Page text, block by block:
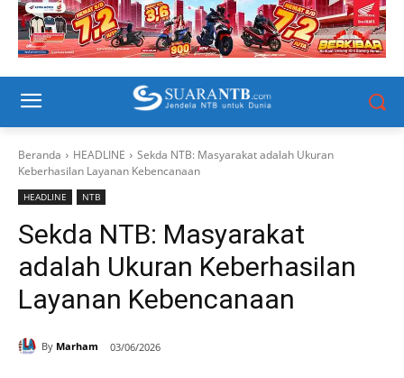
Beranda HEADLINE
Sekda NTB: Masyarakat adalah Ukuran
Keberhasilan Layanan Kebencanaan
HEADLINE NTB
Sekda NTB: Masyarakat
adalah Ukuran Keberhasilan
Layanan Kebencanaan
By Marham 03/06/2026